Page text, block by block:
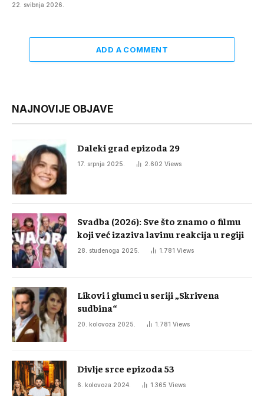
22. svibnja 2026.
ADD A COMMENT
NAJNOVIJE OBJAVE
Daleki grad epizoda 29
17. srpnja 2025. 2.602 Views
Svadba (2026): Sve što znamo o filmu
koji već izaziva lavinu reakcija u regiji
28. studenoga 2025. 1.781 Views
Likovi i glumci u seriji „Skrivena
sudbina“
20. kolovoza 2025. 1.781 Views
Divlje srce epizoda 53
6. kolovoza 2024. 1.365 Views